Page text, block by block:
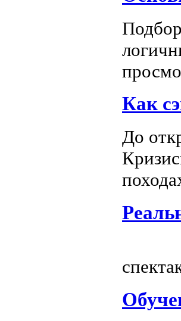
Как
До